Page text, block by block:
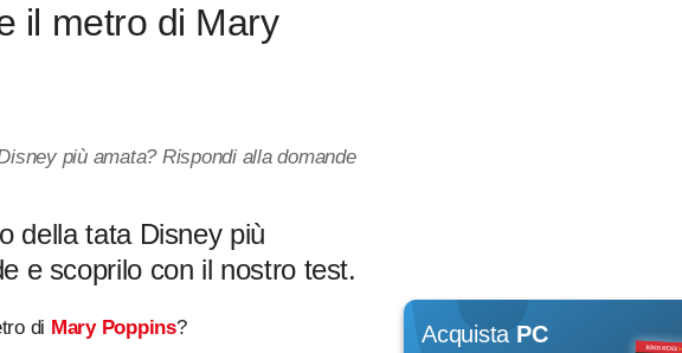
il metro di Mary
più amata? Rispondi alla domande
della tata Disney più
e scoprilo con il nostro test.
di Mary Poppins? Acquista PC